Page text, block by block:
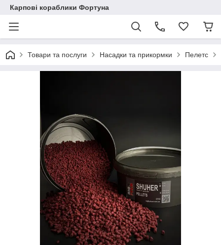
Карпові кораблики Фортуна
Товари та послуги Насадки та прикормки Пелетс